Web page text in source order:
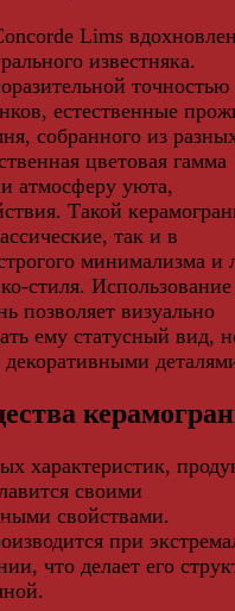
Lims
известняка.
точностью
естественные
собранного из
цветовая гамма
атмосферу уюта,
Такой
так и в
минимализма и
стиля. Использование
позволяет визуально
ему статусный вид,
характеристик,
своими
свойствами.
при
что делает его
доски